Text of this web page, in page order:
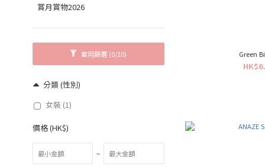
賞月賞物2026
套用篩選 (0/20)
分類 (性別)
女裝 (1)
價格 (HK$)
~
Green